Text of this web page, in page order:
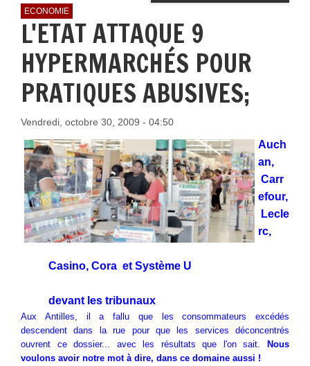
ECONOMIE
L'ETAT ATTAQUE 9
HYPERMARCHÉS POUR
PRATIQUES ABUSIVES;
Vendredi, octobre 30, 2009 - 04:50
Auch
an,
Carr
efour,
Lecle
rc,
Casino, Cora et Système U
devant les tribunaux
Aux Antilles, il a fallu que les consommateurs excédés
descendent dans la rue pour que les services déconcentrés
ouvrent ce dossier... avec les résultats que l'on sait.
Nous
voulons avoir notre mot à dire, dans ce domaine aussi !